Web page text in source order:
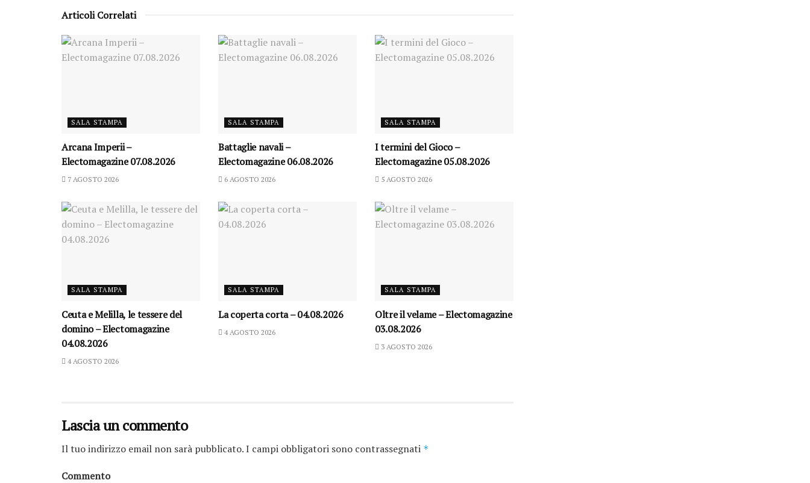
Articoli Correlati
SALA STAMPA
Arcana Imperii –
Electomagazine 07.08.2026
7 AGOSTO 2026
SALA STAMPA
Battaglie navali –
Electomagazine 06.08.2026
6 AGOSTO 2026
SALA STAMPA
I termini del Gioco –
Electomagazine 05.08.2026
5 AGOSTO 2026
SALA STAMPA
Ceuta e Melilla, le tessere del
domino – Electomagazine
04.08.2026
4 AGOSTO 2026
SALA STAMPA
La coperta corta – 04.08.2026
4 AGOSTO 2026
SALA STAMPA
Oltre il velame – Electomagazine
03.08.2026
3 AGOSTO 2026
Lascia un commento
Il tuo indirizzo email non sarà pubblicato.I campi obbligatori sono contrassegnati *
Commento